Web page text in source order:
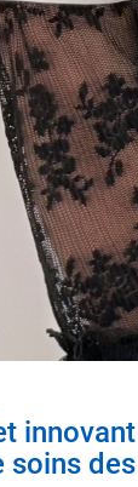
soins